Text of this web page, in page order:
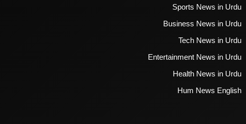
Sports News in Urdu
Business News in Urdu
Tech News in Urdu
Entertainment News in Urdu
Health News in Urdu
Hum News English